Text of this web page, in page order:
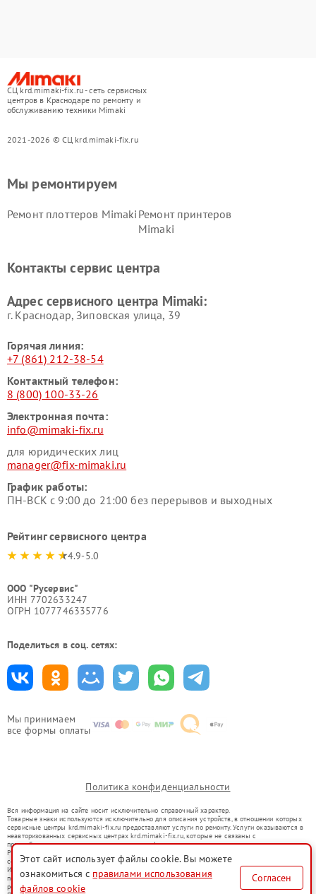
СЦ krd.mimaki-fix.ru - сеть сервисных
центров в Краснодаре по ремонту и
обслуживанию техники Mimaki
2021-2026 © СЦ krd.mimaki-fix.ru
Мы принимаем
все формы оплаты
Мы ремонтируем
Ремонт плоттеров Mimaki Ремонт принтеров
Mimaki
Контакты сервис центра
Адрес сервисного центра Mimaki:
г. Краснодар, Зиповская улица, 39
Горячая линия:
+7 (861) 212-38-54
Контактный телефон:
8 (800) 100-33-26
Электронная почта:
info@mimaki-fix.ru
для юридических лиц
manager@fix-mimaki.ru
График работы:
ПН-ВСК с 9:00 до 21:00 без перерывов и выходных
Рейтинг сервисного центра
4.9-5.0
ООО "Русервис"
ИНН 7702633247
ОГРН 1077746335776
Поделиться в соц. сетях:
Политика конфиденциальности
Вся информация на сайте носит исключительно справочный характер.
Товарные знаки используются исключительно для описания устройств, в отношении которых
сервисные центры krd.mimaki-fix.ru предоставляют услуги по ремонту. Услуги оказываются в
неавторизованных сервисных центрах krd.mimaki-fix.ru, которые не связаны с
правообладателями товарных знаков или их официальными представителями.
Ремонт осуществляется для устройств, уже введенных в гражданский оборот в соответствии
со статьей 1487 ГК РФ.
Использование товарных знаков не преследует цели индивидуализации услуг или введения
потребителей в заблуждение, а служит для информирования о предоставляемых услугах по
ремонту техники указанных брендов.
Этот сайт использует файлы cookie. Вы можете
ознакомиться с правилами использования
файлов cookie
Согласен